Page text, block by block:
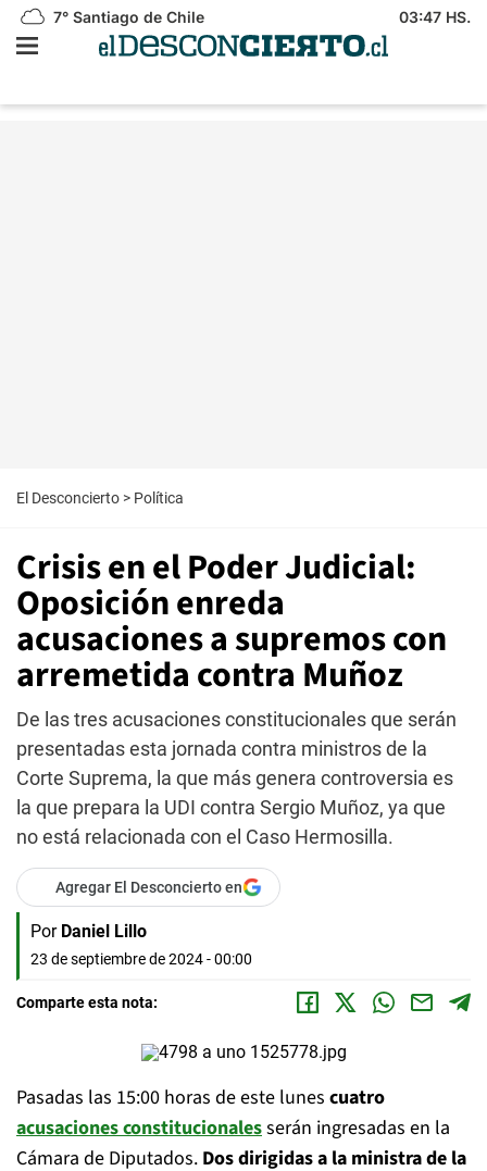
7° Santiago de Chile 03:47 HS.
El Desconcierto > Política
Crisis en el Poder Judicial:
Oposición enreda
acusaciones a supremos con
arremetida contra Muñoz
De las tres acusaciones constitucionales que serán
presentadas esta jornada contra ministros de la
Corte Suprema, la que más genera controversia es
la que prepara la UDI contra Sergio Muñoz, ya que
no está relacionada con el Caso Hermosilla.
Agregar El Desconcierto en
Por Daniel Lillo
23 de septiembre de 2024 - 00:00
Comparte esta nota:
Pasadas las 15:00 horas de este lunes cuatro
acusaciones constitucionalesserán ingresadas en la
Cámara de Diputados. Dos dirigidas a la ministra de la